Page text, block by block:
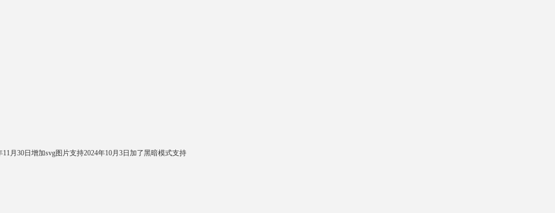
月30日增加svg图片支持2024年10月3日加了黑暗模式支持